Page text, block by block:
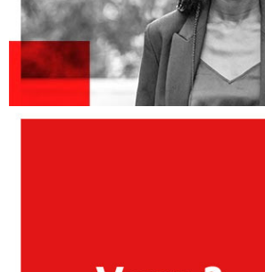
Simon GUIOT
Directeur d'études - agence de